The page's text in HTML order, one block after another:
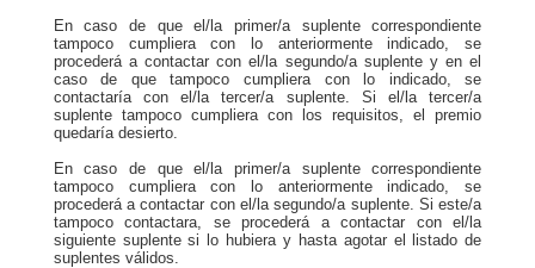
En caso de que el/la primer/a suplente correspondiente
tampoco cumpliera con lo anteriormente indicado, se
procederá a contactar con el/la segundo/a suplente y en el
caso de que tampoco cumpliera con lo indicado, se
contactaría con el/la tercer/a suplente. Si el/la tercer/a
suplente tampoco cumpliera con los requisitos, el premio
quedaría desierto.
En caso de que el/la primer/a suplente correspondiente
tampoco cumpliera con lo anteriormente indicado, se
procederá a contactar con el/la segundo/a suplente. Si este/a
tampoco contactara, se procederá a contactar con el/la
siguiente suplente si lo hubiera y hasta agotar el listado de
suplentes válidos.